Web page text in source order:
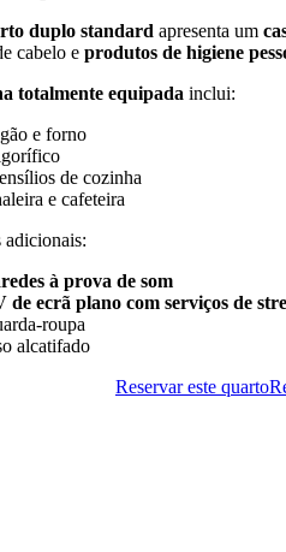
duplo standard apresenta um
cabelo e produtos de higiene
totalmente equipada inclui:
e forno
de cozinha
e cafeteira
adicionais:
à prova de som
de ecrã plano com serviços de
roupa
alcatifado
Reservar este quarto